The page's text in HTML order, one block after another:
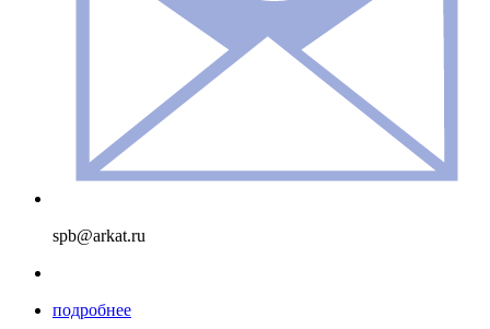
spb@arkat.ru
подробнее